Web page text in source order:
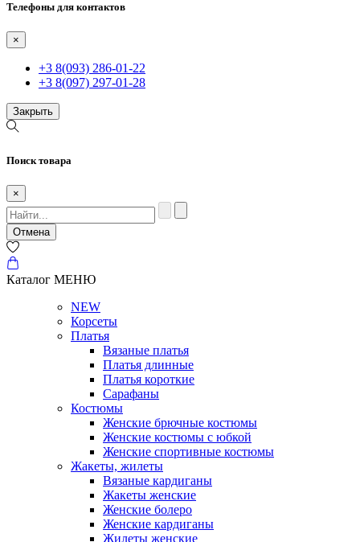
Телефоны для контактов
×
+3 8(093) 286-01-22
+3 8(097) 297-01-28
Закрыть
Поиск товара
×
Отмена
Каталог МЕНЮ
NEW
Корсеты
Платья
Вязаные платья
Платья длинные
Платья короткие
Сарафаны
Костюмы
Женские брючные костюмы
Женские костюмы с юбкой
Женские спортивные костюмы
Жакеты, жилеты
Вязаные кардиганы
Жакеты женские
Женские болеро
Женские кардиганы
Жилеты женские